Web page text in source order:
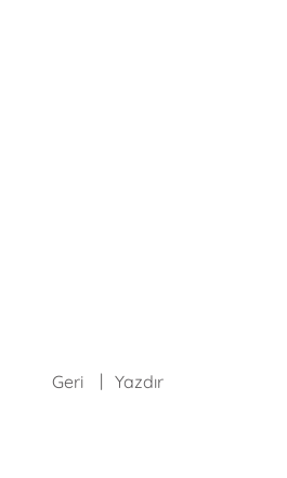
Geri Yazdır